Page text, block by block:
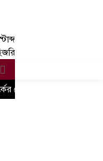
বাণিজ্য, শিল্প এবং